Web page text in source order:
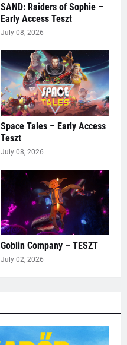
SAND: Raiders of Sophie –
Early Access Teszt
July 08, 2026
Space Tales – Early Access
Teszt
July 08, 2026
Goblin Company – TESZT
July 02, 2026